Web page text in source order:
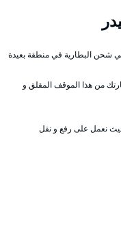
شحن البطارية في منطقة بعيدة
من هذا الموقف المقلق و
نعمل على رفع و نقل